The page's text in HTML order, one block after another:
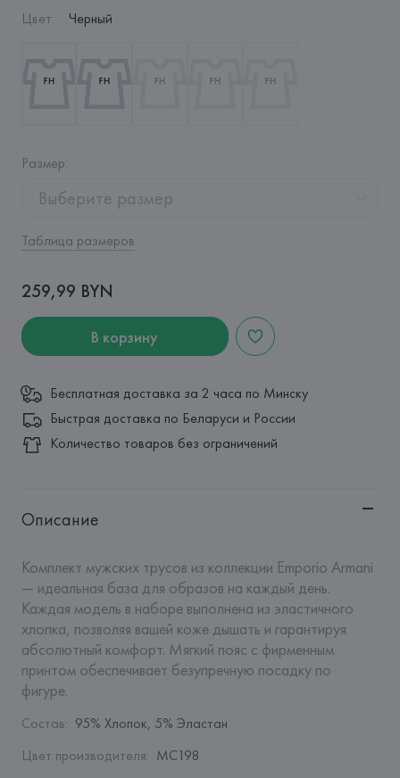
Цвет: Черный
Размер:
Выберите размер
Таблица размеров
259,99 BYN
В корзину
Бесплатная доставка за 2 часа по Минску
Быстрая доставка по Беларуси и России
Количество товаров без ограничений
Описание
Комплект мужских трусов из коллекции Emporio Armani
— идеальная база для образов на каждый день.
Каждая модель в наборе выполнена из эластичного
хлопка, позволяя вашей коже дышать и гарантируя
абсолютный комфорт. Мягкий пояс с фирменным
принтом обеспечивает безупречную посадку по
фигуре.
Состав: 95% Хлопок, 5% Эластан
Цвет производителя: MC198